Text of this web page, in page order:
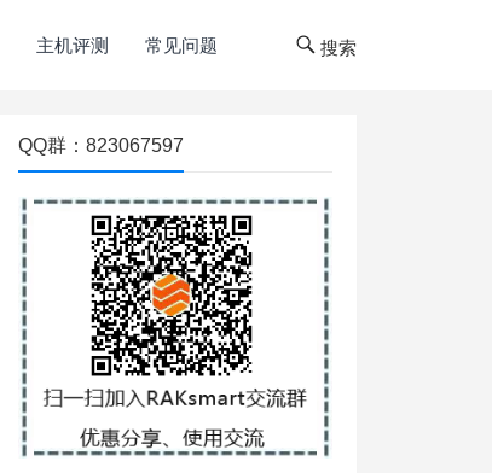
主机评测 常见问题 搜索
QQ群：823067597